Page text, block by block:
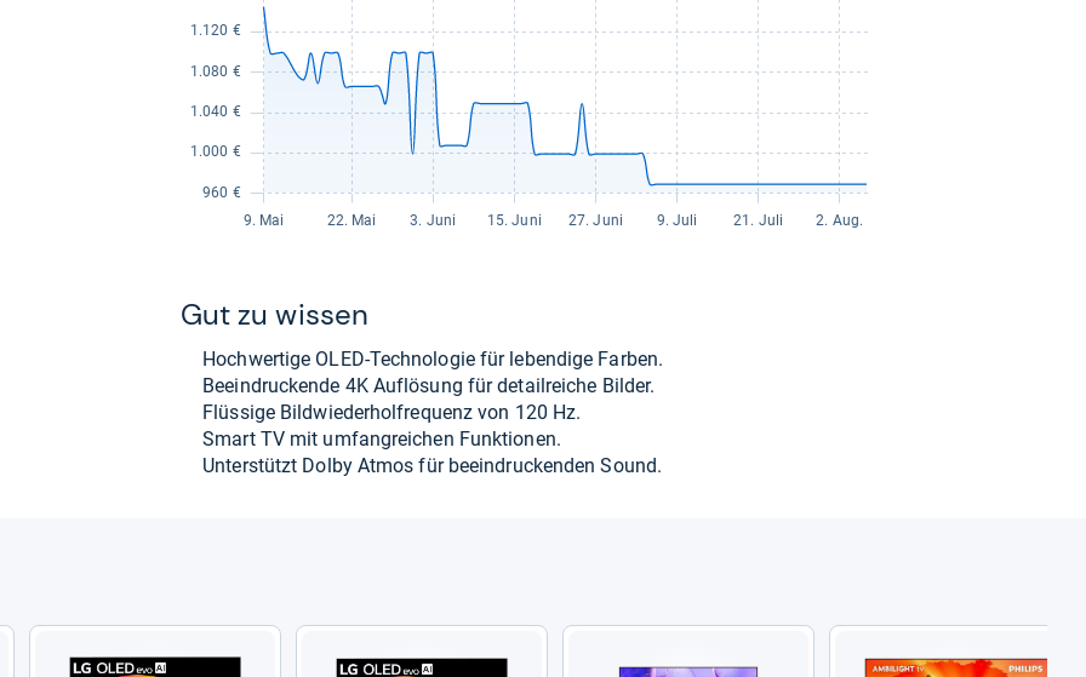
Gut zu wis­sen
Hoch­wer­tige OLED-​Tech­no­lo­gie für leben­dige Far­ben.
Beein­dru­ckende 4K Auf­lö­sung für detail­rei­che Bil­der.
Flüs­sige Bild­wie­der­hol­fre­quenz von 120 Hz.
Smart TV mit umfang­rei­chen Funk­tio­nen.
Unter­stützt Dolby Atmos für beein­dru­cken­den Sound.